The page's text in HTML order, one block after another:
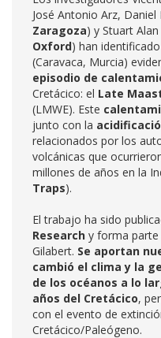
José Antonio Arz, Daniel
Zaragoza) y Stuart
Oxford) han
(Caravaca, Murcia)
episodio de
Cretácico: el Late
(LMWE). Este
junto con la
relacionados por los
volcánicas que
millones de años en la
Traps).
El trabajo ha sido
Research y forma parte
Gilabert. Se aportan
cambió el clima y la
de los océanos a lo
años del Cretácico,
con el evento de
Cretácico/Paleógeno.